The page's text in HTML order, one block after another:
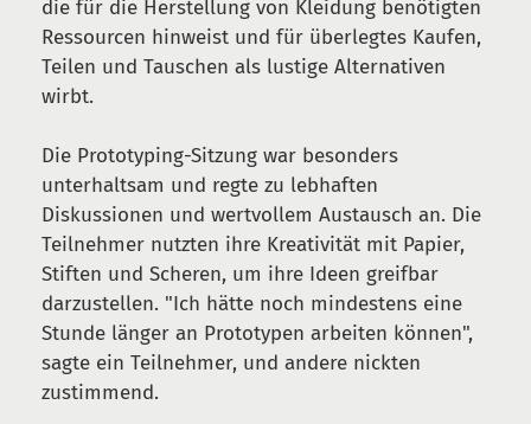
die für die Herstellung von Kleidung benötigten
Ressourcen hinweist und für überlegtes Kaufen,
Teilen und Tauschen als lustige Alternativen
wirbt.
Die Prototyping-Sitzung war besonders
unterhaltsam und regte zu lebhaften
Diskussionen und wertvollem Austausch an. Die
Teilnehmer nutzten ihre Kreativität mit Papier,
Stiften und Scheren, um ihre Ideen greifbar
darzustellen. "Ich hätte noch mindestens eine
Stunde länger an Prototypen arbeiten können",
sagte ein Teilnehmer, und andere nickten
zustimmend.